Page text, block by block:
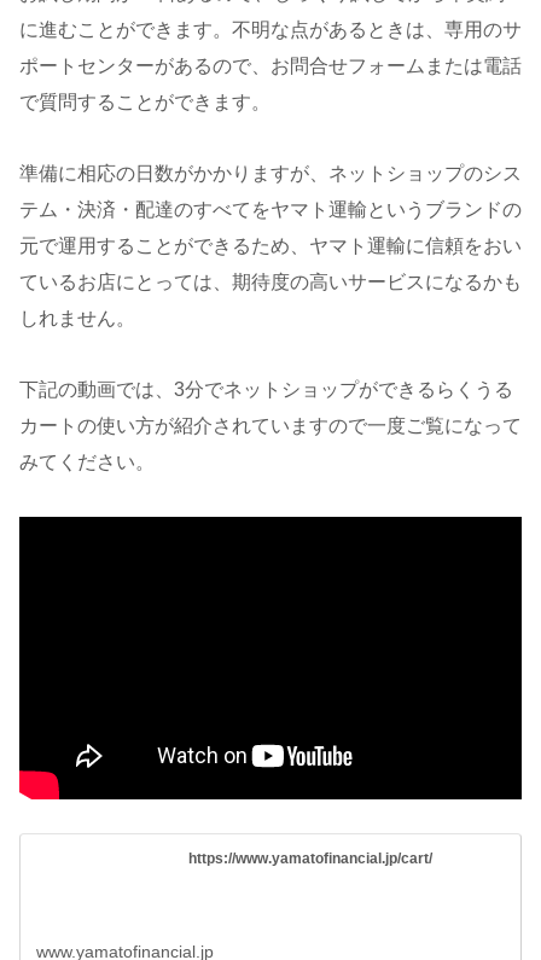
に進むことができます。不明な点があるときは、専用のサ
ポートセンターがあるので、お問合せフォームまたは電話
で質問することができます。
準備に相応の日数がかかりますが、ネットショップのシス
テム・決済・配達のすべてをヤマト運輸というブランドの
元で運用することができるため、ヤマト運輸に信頼をおい
ているお店にとっては、期待度の高いサービスになるかも
しれません。
下記の動画では、3分でネットショップができるらくうる
カートの使い方が紹介されていますので一度ご覧になって
みてください。
https://www.yamatofinancial.jp/cart/
www.yamatofinancial.jp